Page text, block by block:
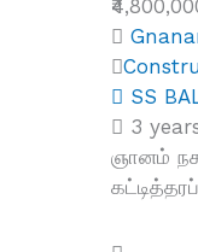
SS
3
ஞானம்